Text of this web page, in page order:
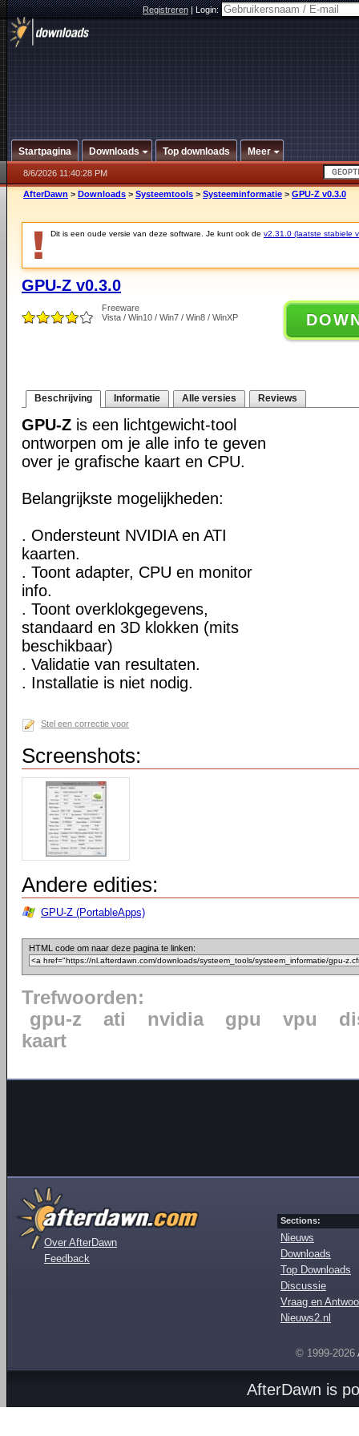
Registreren|Login:
Startpagina Downloads Top downloads Meer
8/6/2026 11:40:28 PM
AfterDawn > Downloads > Systeemtools > Systeeminformatie > GPU-Z v0.3.0
Dit is een oude versie van deze software. Je kunt ook de v2.31.0 (laatste stabiele
GPU-Z v0.3.0
Freeware
Vista / Win10 / Win7 / Win8 / WinXP
Beschrijving Informatie Alle versies Reviews
GPU-Z is een lichtgewicht-tool
ontworpen om je alle info te geven
over je grafische kaart en CPU.
Belangrijkste mogelijkheden:
. Ondersteunt NVIDIA en ATI
kaarten.
. Toont adapter, CPU en monitor
info.
. Toont overklokgegevens,
standaard en 3D klokken (mits
beschikbaar)
. Validatie van resultaten.
. Installatie is niet nodig.
Stel een correctie voor
Screenshots:
Andere edities:
GPU-Z (PortableApps)
HTML code om naar deze pagina te linken:
Trefwoorden:
gpu-z
ati nvidia gpu vpu
kaart
Over AfterDawn
Feedback
Sections:
Nieuws
Downloads
Top Downloads
Discussie
Vraag en
Nieuws2.nl
© 1999-2026
AfterDawn is